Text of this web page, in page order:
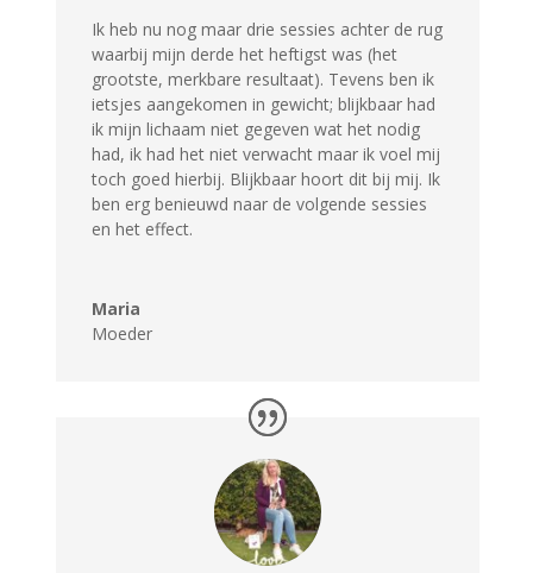
Ik heb nu nog maar drie sessies achter de rug
waarbij mijn derde het heftigst was (het
grootste, merkbare resultaat). Tevens ben ik
ietsjes aangekomen in gewicht; blijkbaar had
ik mijn lichaam niet gegeven wat het nodig
had, ik had het niet verwacht maar ik voel mij
toch goed hierbij. Blijkbaar hoort dit bij mij. Ik
ben erg benieuwd naar de volgende sessies
en het effect.
Maria
Moeder